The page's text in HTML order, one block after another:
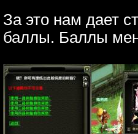
За это нам дает
баллы. Баллы